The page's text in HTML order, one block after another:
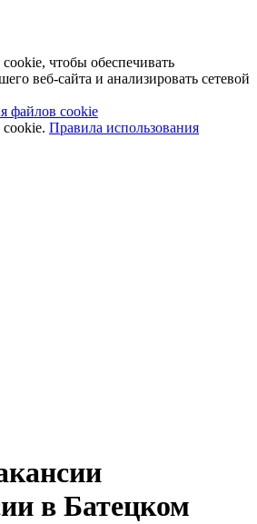
чтобы обеспечивать
веб-сайта и анализировать сетевой
файлов cookie
Правила использования
в Батецком